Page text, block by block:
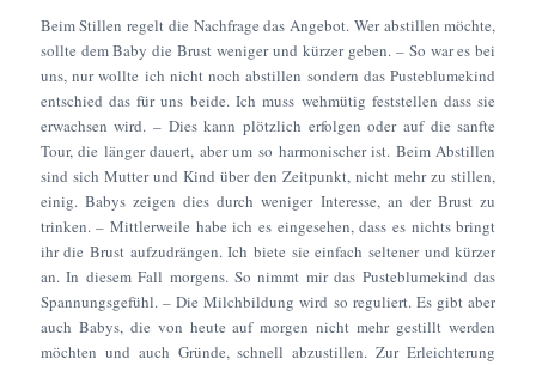
Beim Stillen regelt die Nachfrage das Angebot. Wer abstillen möchte,
sollte dem Baby die Brust weniger und kürzer geben. – So war es bei
uns, nur wollte ich nicht noch abstillen sondern das Pusteblumekind
entschied das für uns beide. Ich muss wehmütig feststellen dass sie
erwachsen wird. – Dies kann plötzlich erfolgen oder auf die sanfte
Tour, die länger dauert, aber um so harmonischer ist. Beim Abstillen
sind sich Mutter und Kind über den Zeitpunkt, nicht mehr zu stillen,
einig. Babys zeigen dies durch weniger Interesse, an der Brust zu
trinken. – Mittlerweile habe ich es eingesehen, dass es nichts bringt
ihr die Brust aufzudrängen. Ich biete sie einfach seltener und kürzer
an. In diesem Fall morgens. So nimmt mir das Pusteblumekind das
Spannungsgefühl. – Die Milchbildung wird so reguliert. Es gibt aber
auch Babys, die von heute auf morgen nicht mehr gestillt werden
möchten und auch Gründe, schnell abzustillen. Zur Erleichterung